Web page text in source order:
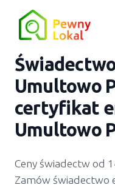
Umultowo
certyfikat
Umultowo
Ceny świadectw od
Zamów świadectwo